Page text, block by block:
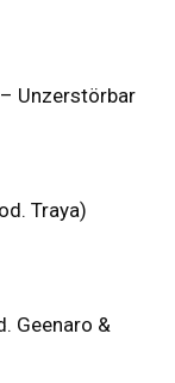
Unzerstörbar
Traya)
Geenaro &